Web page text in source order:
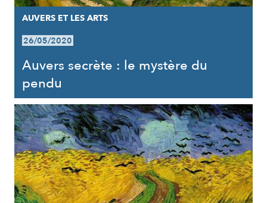
AUVERS ET LES ARTS
26/05/2020
Auvers secrète : le mystère du
pendu